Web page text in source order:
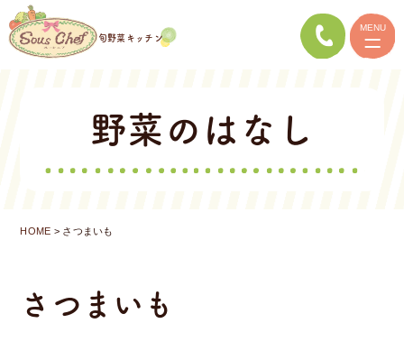
ン
旬野菜キッチン
初めての方へ
お店ご案内
予約販売
テイクアウト
お気軽にお問い合わせください
MENU
野菜のはなし
HOME > さつまいも
さつまいも